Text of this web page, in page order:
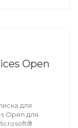
Open
для
Open для